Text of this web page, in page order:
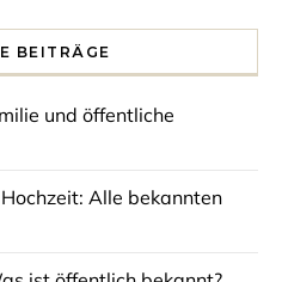
BEITRÄGE
und öffentliche
Alle bekannten